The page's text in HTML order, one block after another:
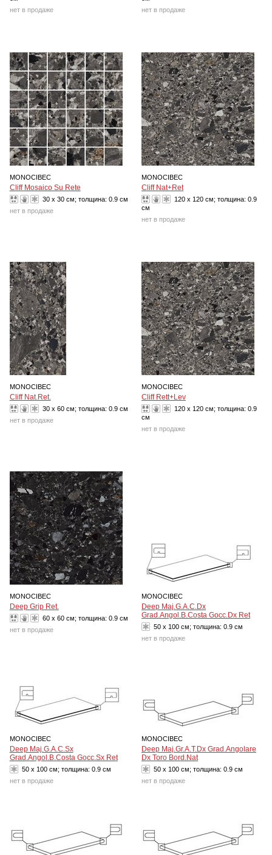
нет в продаже
нет в продаже
MONOCIBEC
Cliff Mosaico Su Rete
30 x 30 см; толщина: 0.9 см
нет в продаже
MONOCIBEC
Cliff Nat+Ret
120 x 120 см; толщина: 0.9
см
нет в продаже
MONOCIBEC
Cliff Nat.Ret.
30 x 60 см; толщина: 0.9 см
нет в продаже
MONOCIBEC
Cliff Rett+Lev
120 x 120 см; толщина: 0.9
см
нет в продаже
MONOCIBEC
Deep Grip Ret.
60 x 60 см; толщина: 0.9 см
нет в продаже
MONOCIBEC
Deep Maj.G.A.C.Dx
Grad.Angol.B.Costa Gocc.Dx Ret
50 x 100 см; толщина: 0.9 см
нет в продаже
MONOCIBEC
Deep Maj.G.A.C.Sx
Grad.Angol.B.Costa Gocc.Sx Ret
50 x 100 см; толщина: 0.9 см
нет в продаже
MONOCIBEC
Deep Maj.Gr.A.T.Dx Grad.Angolare
Dx Toro Bord.Nat
50 x 100 см; толщина: 0.9 см
нет в продаже